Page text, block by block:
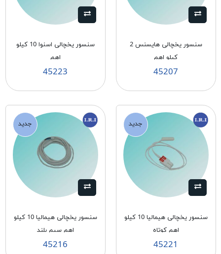
سنسور يخچالی هايسنس 2
كيلو اهم
45207
سنسور يخچالی اسنوا 10 كيلو
اهم
45223
جدید
سنسور يخچالی هيماليا 10 كيلو
اهم كوتاه
45221
جدید
سنسور يخچالی هيماليا 10 كيلو
اهم سيم بلند
45216